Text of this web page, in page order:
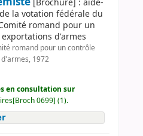
la votation fédérale du
romand pour un
d'armes
romand pour un contrôle
1972
en consultation sur
0699] (1).